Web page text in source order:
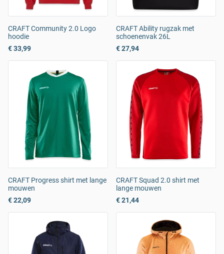
CRAFT Community 2.0 Logo
hoodie
€ 33,99
CRAFT Ability rugzak met
schoenenvak 26L
€ 27,94
CRAFT Progress shirt met lange
mouwen
€ 22,09
CRAFT Squad 2.0 shirt met
lange mouwen
€ 21,44